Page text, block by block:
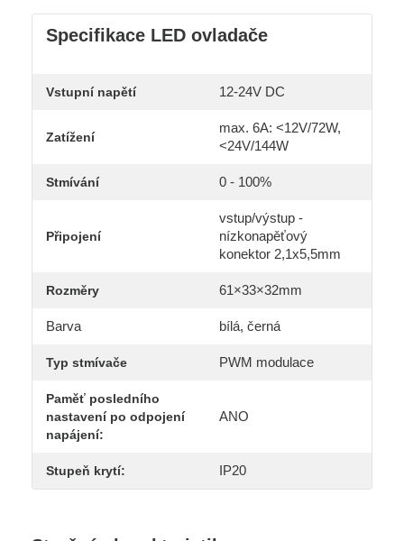
Specifikace LED ovladače
Vstupní napětí 12-24V DC
Zatížení
max. 6A: <12V/72W,
<24V/144W
Stmívání 0 - 100%
Připojení
vstup/výstup -
nízkonapěťový
konektor 2,1x5,5mm
Rozměry 61×33×32mm
Barva bílá, černá
Typ stmívače PWM modulace
Paměť posledního
nastavení po odpojení
napájení:
ANO
Stupeň krytí: IP20